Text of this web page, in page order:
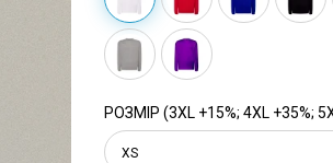
РОЗМІР (3XL +15%; 4XL +35%;
XS